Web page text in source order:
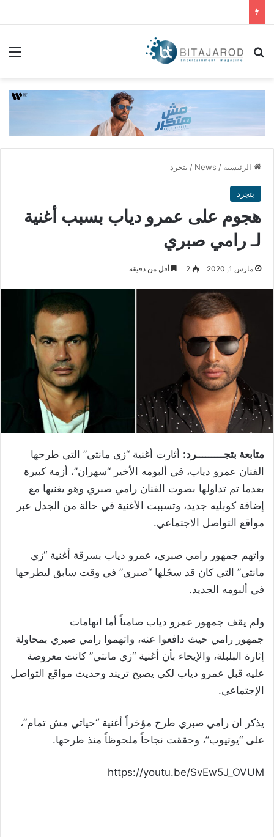
بحث عن
الرئيسية /
News
/ بتجرد
بتجرد
هجوم على عمرو دياب بسبب أغنية
لـ رامي صبري
مارس 1, 2020 2 أقل من دقيقة
متابعة بتجـــــــــرد: أثارت أغنية “زي مانتي” التي طرحها
الفنان عمرو دياب، في ألبومه الأخير “سهران”، أزمة كبيرة
بعدما تم تداولها بصوت الفنان رامي صبري وهو يغنيها مع
إضافة كوبليه جديد، وتسببت الأغنية في حالة من الجدل عبر
مواقع التواصل الاجتماعي.
واتهم جمهور رامي صبري، عمرو دياب بسرقة أغنية “زي
مانتي” التي كان قد سجّلها “صبري” في وقت سابق ليطرحها
في ألبومه الجديد.
ولم يقف جمهور عمرو دياب صامتاً أما اتهامات
جمهور رامي حيث دافعوا عنه، واتهموا رامي صبري بمحاولة
إثارة البلبلة، والإيحاء بأن أغنية “زي مانتي” كانت معروضة
عليه قبل عمرو دياب لكي يصبح تريند وحديث مواقع التواصل
الإجتماعي.
يذكر ان رامي صبري طرح مؤخراً أغنية “حياتي مش تمام”،
على “يوتيوب”، وحققت نجاحاً ملحوظاً منذ طرحها.
https://youtu.be/SvEw5J_OVUM